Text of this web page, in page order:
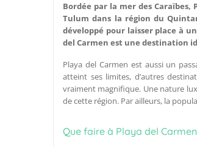
Bordée par la mer des Caraïbes,
Tulum dans la région du
développé pour laisser place à
del Carmen est une destination
Playa del Carmen est aussi un
atteint ses limites, d’autres
vraiment magnifique. Une nature
de cette région. Par ailleurs, la
Que faire à Playa del